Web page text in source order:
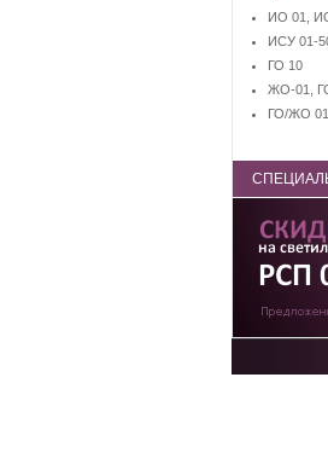
ИО 01,
ИСУ 01-
ГО 10
ЖО-01,
ГО/ЖО